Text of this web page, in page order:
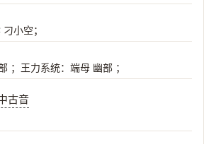
小空；
；王力系统：端母 幽部 ；
古音